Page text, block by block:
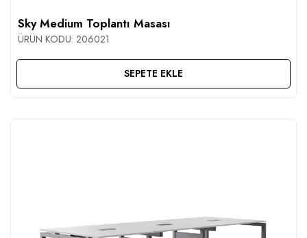
Sky Medium Toplantı Masası
ÜRÜN KODU: 206021
SEPETE EKLE